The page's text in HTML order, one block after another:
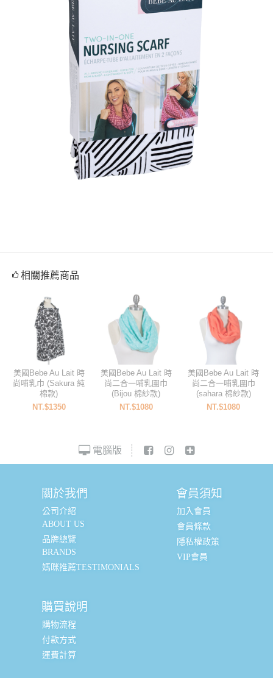
相關推薦商品
美國Bebe Au Lait 時
尚哺乳巾 (Sakura 純
棉款)
NT.$1350
美國Bebe Au Lait 時
尚二合一哺乳圍巾
(Bijou 棉紗款)
NT.$1080
美國Bebe Au Lait 時
尚二合一哺乳圍巾
(sahara 棉紗款)
NT.$1080
電腦版
關於我們
公司介紹
ABOUT US
品牌總覽
BRANDS
媽咪推薦TESTIMONIALS
會員須知
加入會員
會員條款
隱私權政策
VIP會員
購買說明
購物流程
付款方式
運費計算